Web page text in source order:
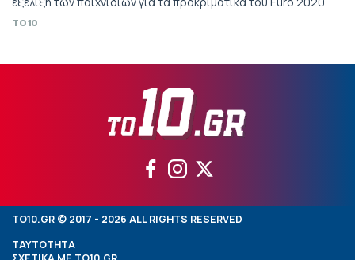
TO10
TO10.GR © 2017 - 2026 ALL RIGHTS RESERVED
ΤΑΥΤΟΤΗΤΑ